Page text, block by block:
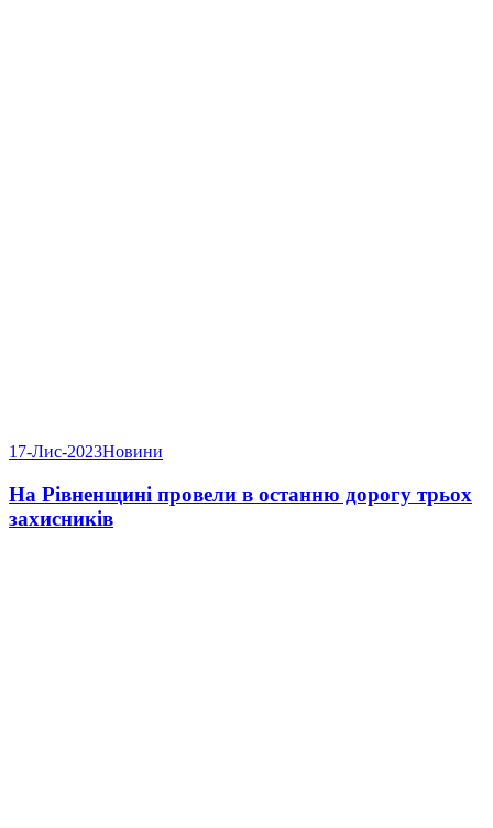
17-Лис-2023Новини
На Рівненщині провели в останню дорогу трьох
захисників